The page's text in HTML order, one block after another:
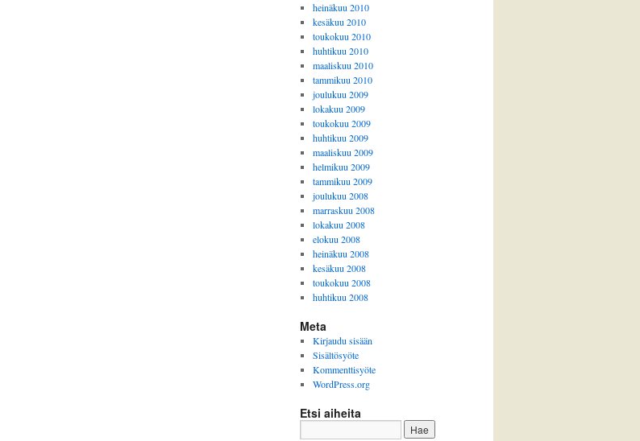
heinäkuu 2010
kesäkuu 2010
toukokuu 2010
huhtikuu 2010
maaliskuu 2010
tammikuu 2010
joulukuu 2009
lokakuu 2009
toukokuu 2009
huhtikuu 2009
maaliskuu 2009
helmikuu 2009
tammikuu 2009
joulukuu 2008
marraskuu 2008
lokakuu 2008
elokuu 2008
heinäkuu 2008
kesäkuu 2008
toukokuu 2008
huhtikuu 2008
Meta
Kirjaudu sisään
Sisältösyöte
Kommenttisyöte
WordPress.org
Etsi aiheita